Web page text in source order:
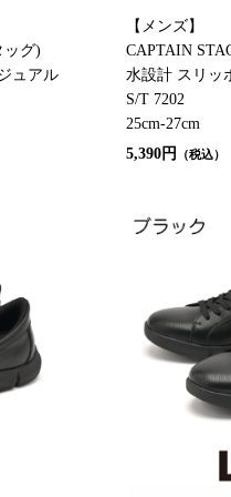
ッグ)
ュアル
【メンズ】
CAPTAIN
水設計 スリッ
S/T 7202
25cm-27cm
5,390円
（税込）